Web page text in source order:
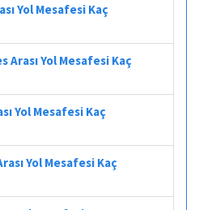
Yol Mesafesi Kaç
Arası Yol Mesafesi Kaç
Yol Mesafesi Kaç
Yol Mesafesi Kaç